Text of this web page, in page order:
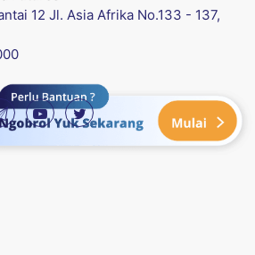
12 Jl. Asia Afrika No.133 - 137,